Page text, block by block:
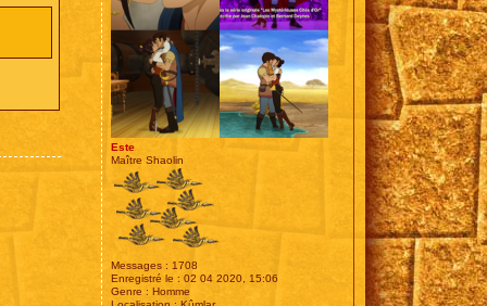
Este
Maître Shaolin
Messages : 1708
Enregistré le : 02 04 2020, 15:06
Genre : Homme